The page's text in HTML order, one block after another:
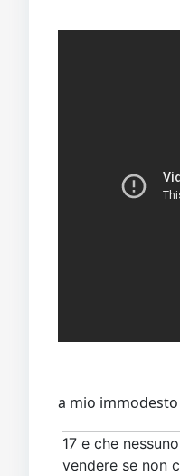
a mio
17 e che
vendere se non